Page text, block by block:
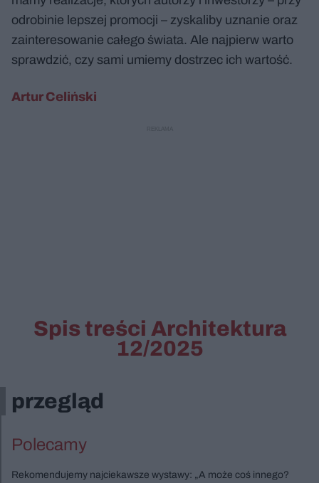
odrobinie lepszej promocji – zyskaliby uznanie oraz
zainteresowanie całego świata. Ale najpierw warto
sprawdzić, czy sami umiemy dostrzec ich wartość.
Artur Celiński
Spis treści Architektura
12/2025
przegląd
Polecamy
Rekomendujemy najciekawsze wystawy: „A może coś innego?